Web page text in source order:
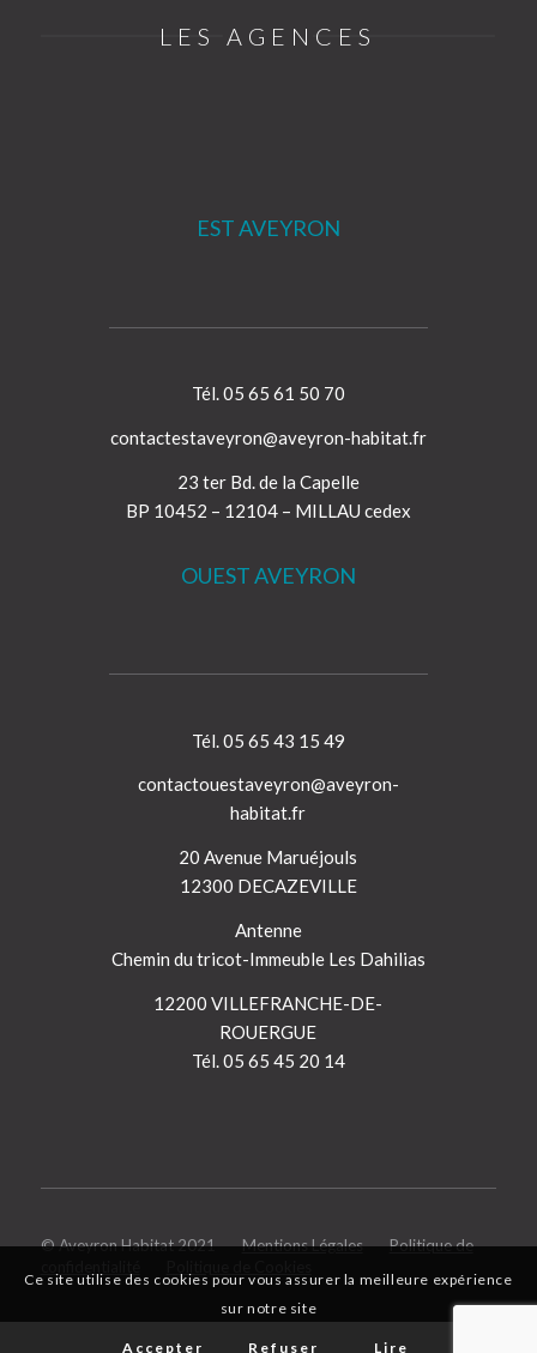
LES AGENCES
EST AVEYRON
Tél. 05 65 61 50 70
contactestaveyron@aveyron-habitat.fr
23 ter Bd. de la Capelle
BP 10452 – 12104 – MILLAU cedex
OUEST AVEYRON
Tél. 05 65 43 15 49
contactouestaveyron@aveyron-
habitat.fr
20 Avenue Maruéjouls
12300 DECAZEVILLE
Antenne
Chemin du tricot-Immeuble Les Dahilias
12200 VILLEFRANCHE-DE-
ROUERGUE
Tél. 05 65 45 20 14
© Aveyron Habitat 2021 Mentions Légales
Politique de
Ce site utilise des cookies pour vous assurer la meilleure expérience
sur notre site
Accepter Refuser Lire